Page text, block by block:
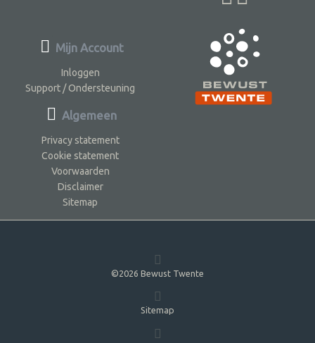
Mijn Account
Inloggen
Support / Ondersteuning
Algemeen
Privacy statement
Cookie statement
Voorwaarden
Disclaimer
Sitemap
©2026 Bewust Twente
Sitemap